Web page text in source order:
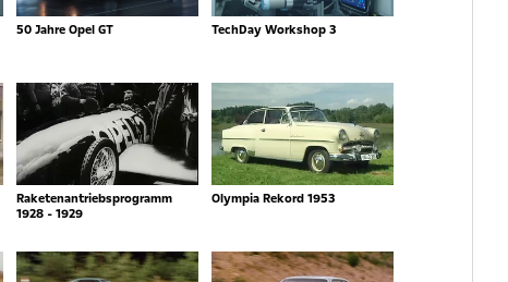
50 Jahre Opel GT TechDay Workshop 3
Raketenantriebsprogramm
1928 - 1929
Olympia Rekord 1953